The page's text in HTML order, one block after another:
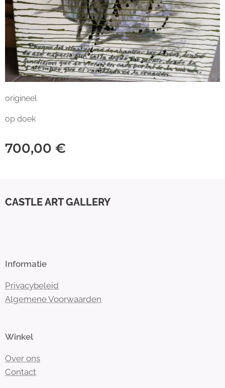
origineel
op doek
700,00 €
CASTLE ART GALLERY
Informatie
Privacybeleid
Algemene Voorwaarden
Winkel
Over ons
Contact